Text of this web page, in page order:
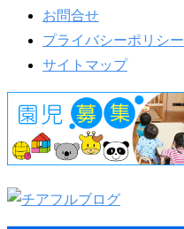
お問合せ
プライバシーポリシー
サイトマップ